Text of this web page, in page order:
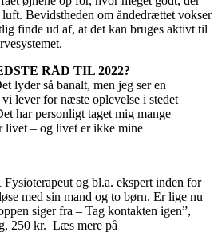
Bevidstheden om åndedrættet vokser
finde ud af, at det kan bruges aktivt til
RÅD TIL 2022?
lyder så banalt, men jeg ser en
lever for næste oplevelse i stedet
har personligt taget mig mange
livet – og livet er ikke mine
og bl.a. ekspert inden for
med sin mand og to børn. Er lige nu
siger fra – Tag kontakten igen”,
250 kr. Læs mere på